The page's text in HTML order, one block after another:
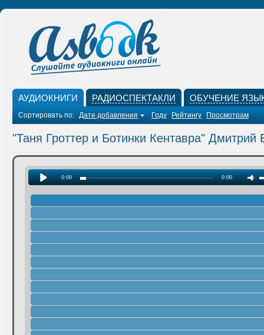
АУДИОКНИГИ РАДИОСПЕКТАКЛИ ОБУЧЕНИЕ
Сортировать по: Дате добавления Году Рейтингу Просмотрам
"Таня Гроттер и Ботинки Кентавра" Дмитрий
0:00 0:00